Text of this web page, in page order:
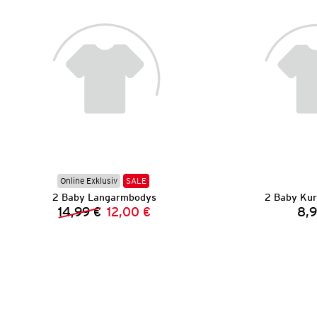
Online Exklusiv SALE
2 Baby Langarmbodys
Vorheriger Preis:
14,99 € Neuer Preis:
12,00 €
2 Baby